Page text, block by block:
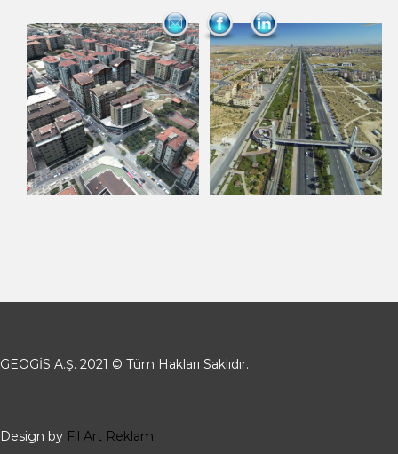
GEOGİS A.Ş. 2021 © Tüm Hakları Saklıdır.
Design by Fil Art Reklam